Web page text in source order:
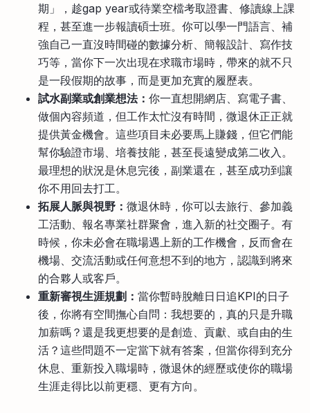
期」，趁gap year或待業空檔考取證書、修讀線上課
程，甚至進一步報讀碩士班。你可以學一門語言、補
強自己一直沒時間碰的數據分析、簡報設計、寫作技
巧等，當你下一次出現在求職市場時，帶來的就不只
是一段假期的故事，而是更加充實的履歷表。
試水副業或創業想法： 你一直想開網店、寫電子書、
做個內容頻道，但工作太忙沒有時間，微退休正正就
提供黃金機會。這些項目未必要馬上賺錢，但它們能
幫你驗證市場、培養技能，甚至長遠變成第二收入。
最理想的狀況是休息完後，副業還在，甚至成功到讓
你不用回去打工。
拓展人脈與視野： 微退休時，你可以去旅行、參加義
工活動、報名專業社群聚會，進入新的社交圈子。有
時候，你未必會在職場遇上新的工作機會，反而會在
機場、交流活動或任何意想不到的地方，認識到將來
的合夥人或客戶。
重新審視生涯規劃： 當你暫時脫離日日追KPI的日子
後，你將有空間撫心自問：我想要的，真的只是升職
加薪嗎？還是我更想要的是創造、貢獻、或自由的生
活？這些問題不一定當下就有答案，但當你得到充分
休息、重新投入職場時，微退休的經歷或使你的職場
生涯走得比以前更穩、更有方向。